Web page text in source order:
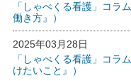
「しゃべくる看護」コラ
働き方』）
2025年03月28日
「しゃべくる看護」コラ
けたいこと』）